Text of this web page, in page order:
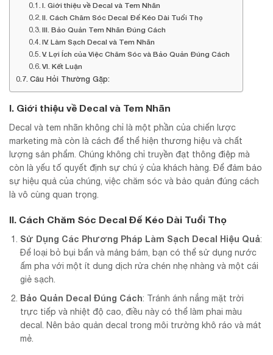
I. Giới thiệu về Decal và Tem Nhãn
II. Cách Chăm Sóc Decal Để Kéo Dài Tuổi Thọ
III. Bảo Quản Tem Nhãn Đúng Cách
IV. Làm Sạch Decal và Tem Nhãn
V. Lợi Ích của Việc Chăm Sóc và Bảo Quản Đúng Cách
VI. Kết Luận
Câu Hỏi Thường Gặp:
I. Giới thiệu về Decal và Tem Nhãn
Decal và tem nhãn không chỉ là một phần của chiến lược
marketing mà còn là cách để thể hiện thương hiệu và chất
lượng sản phẩm. Chúng không chỉ truyền đạt thông điệp mà
còn là yếu tố quyết định sự chú ý của khách hàng. Để đảm bảo
sự hiệu quả của chúng, việc chăm sóc và bảo quản đúng cách
là vô cùng quan trọng.
II. Cách Chăm Sóc Decal Để Kéo Dài Tuổi Thọ
Sử Dụng Các Phương Pháp Làm Sạch Decal Hiệu Quả:
Để loại bỏ bụi bẩn và mảng bám, bạn có thể sử dụng nước
ấm pha với một ít dung dịch rửa chén nhẹ nhàng và một cái
giẻ sạch.
Bảo Quản Decal Đúng Cách: Tránh ánh nắng mặt trời
trực tiếp và nhiệt độ cao, điều này có thể làm phai màu
decal. Nên bảo quản decal trong môi trường khô ráo và mát
mẻ.